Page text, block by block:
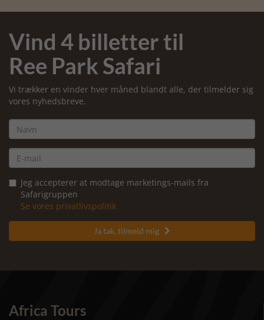
Vind 4 billetter til
Ree Park Safari
Vi trækker en vinder hver måned blandt alle, der tilmelder sig
vores nyhedsbreve.
Jeg accepterer at modtage marketings-mails fra
Safarigruppen
Se vores privatlivspolitik
Ja tak, tilmeld mig 
Africa Tours